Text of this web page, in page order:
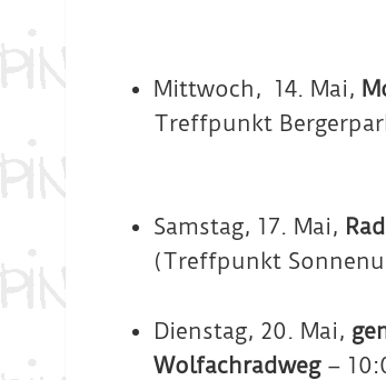
Mittwoch, 14. Mai,
Treffpunkt
Samstag, 17. Mai,
(Treffpunkt
Dienstag, 20. Mai,
Wolfachradweg–